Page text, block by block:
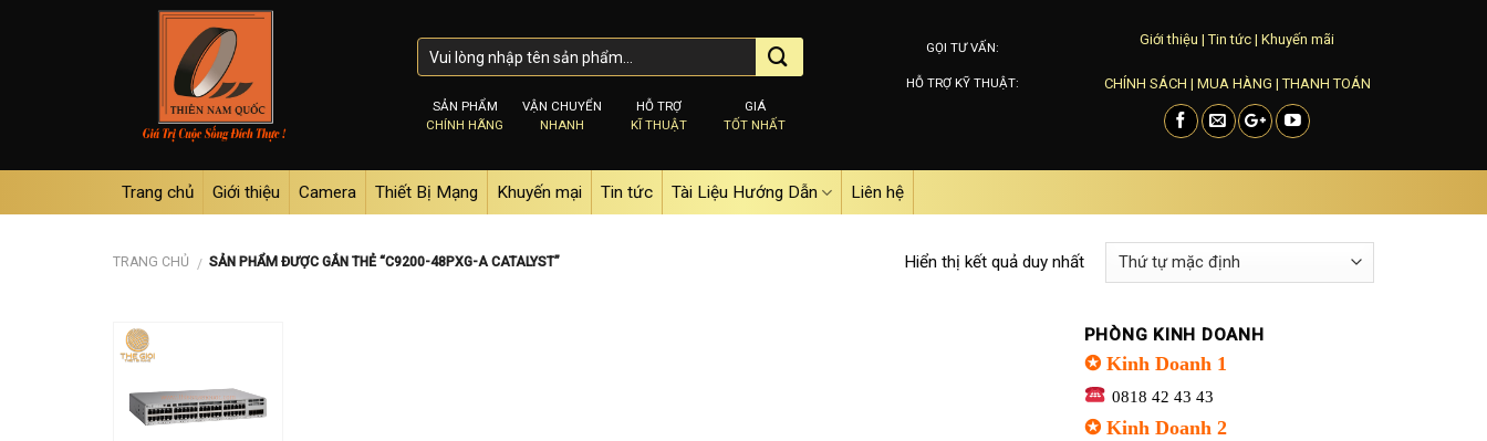
SẢN PHẨM
CHÍNH HÃNG
VẬN CHUYỂN
NHANH
HỖ TRỢ
KĨ THUẬT
GIÁ
TỐT NHẤT
GỌI TƯ VẤN:
HỖ TRỢ KỸ THUẬT:
Giới thiệu |Tin tức | Khuyến mãi
CHÍNH SÁCH | MUA HÀNG |THANH TOÁN
Trang chủ Giới thiệu Camera Thiết Bị Mạng Khuyến mại Tin tức Tài Liệu Hướng Dẫn Liên hệ
TRANG CHỦ / SẢN PHẨM ĐƯỢC GẮN THẺ “C9200-48PXG-A CATALYST” Hiển thị kết quả duy nhất
Add to
PHÒNG KINH DOANH
✪ Kinh Doanh 1
0818 42 43 43
✪ Kinh Doanh 2